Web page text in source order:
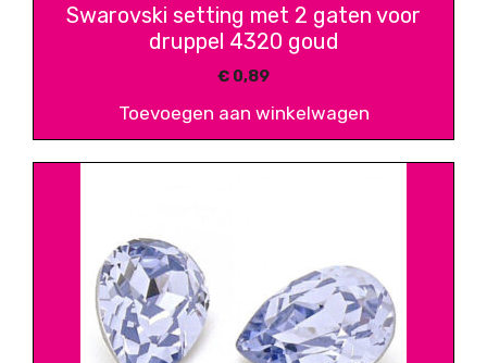
Swarovski setting met 2 gaten voor
druppel 4320 goud
€ 0,89
Toevoegen aan winkelwagen